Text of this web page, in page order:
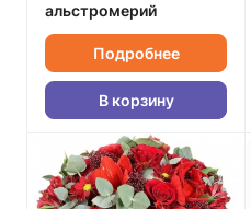
альстромерий
Подробнее
В корзину